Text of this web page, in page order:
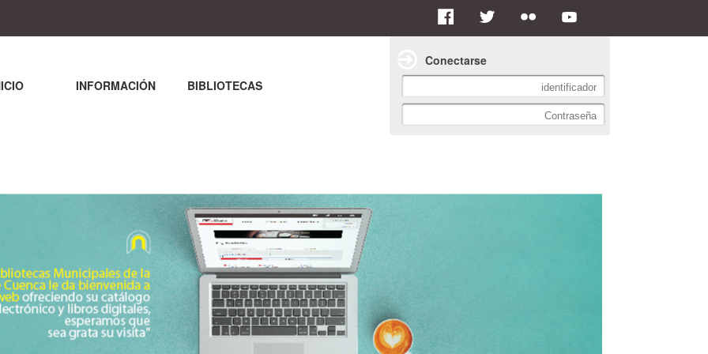
INFORMACIÓN BIBLIOTECAS
Conectarse